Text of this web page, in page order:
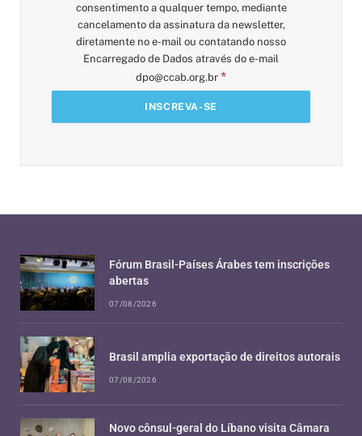
consentimento a qualquer tempo, mediante
cancelamento da assinatura da newsletter,
diretamente no e-mail ou contatando nosso
Encarregado de Dados através do e-mail
dpo@ccab.org.br *
Fórum Brasil-Países Árabes tem inscrições
abertas
07/08/2026
Brasil amplia exportação de direitos autorais
07/08/2026
Novo cônsul-geral do Líbano visita Câmara